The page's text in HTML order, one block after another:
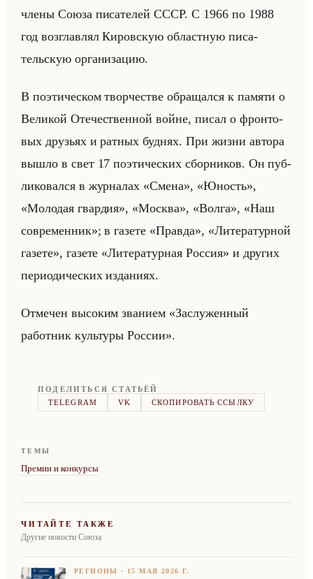
члены Союза пи­са­те­лей СССР. С 1966 по 1988
год воз­глав­лял Ки­ров­скую об­ласт­ную пи­са­
тельскую ор­га­ни­за­цию.
В по­эти­че­ском твор­че­стве об­ра­щал­ся к па­мя­ти о
Ве­ли­кой Оте­че­ствен­ной войне, писал о фрон­то­
вых дру­зьях и рат­ных буд­нях. При жизни ав­то­ра
вышло в свет 17 по­эти­че­ских сбор­ни­ков. Он пуб­
ли­ко­вал­ся в жур­на­лах «Смена», «Юность»,
«Молодая гвардия», «Москва», «Волга», «Наш
современник»; в га­зе­те «Правда», «Литературной
газете», га­зе­те «Литературная Россия» и дру­гих
пе­ри­оди­че­ских из­да­ни­ях.
От­ме­чен вы­со­ким зва­ни­ем «Заслуженный
работник культуры России».
ПОДЕЛИТЬСЯ СТАТЬЁЙ
TELEGRAM
VK СКОПИРОВАТЬ ССЫЛКУ
ТЕМЫ
Премии и конкурсы
ЧИТАЙТЕ ТАКЖЕ
Другие новости Союза
РЕГИОНЫ · 15 МАЯ 2026 Г.